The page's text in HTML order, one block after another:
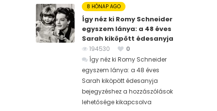
8 HÓNAP AGO
Így néz ki Romy Schneider
egyszem lánya: a 48 éves
Sarah kiköpött édesanyja
194530
0
Így néz ki Romy Schneider
egyszem lánya: a 48 éves
Sarah kiköpött édesanyja
bejegyzéshez a hozzászólások
lehetősége kikapcsolva